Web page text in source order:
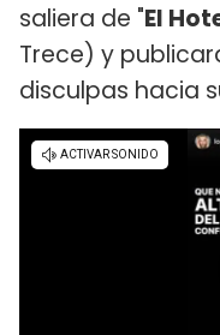
saliera de "El
Trece) y
disculpas hacia